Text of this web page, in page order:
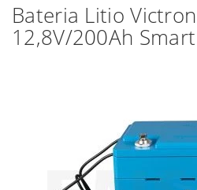
Bateria Litio
12,8V/200Ah Smart